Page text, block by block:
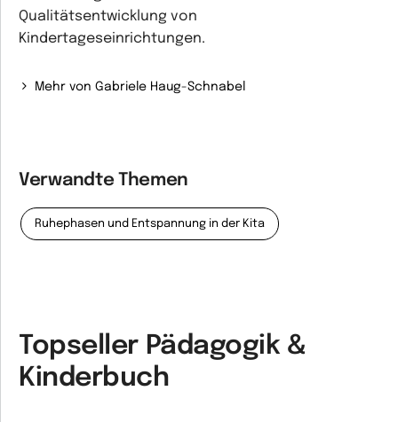
Qualitätsentwicklung von
Kindertageseinrichtungen.
Mehr von Gabriele Haug-Schnabel
Verwandte Themen
Ruhephasen und Entspannung in der Kita
Topseller Pädagogik &
Kinderbuch